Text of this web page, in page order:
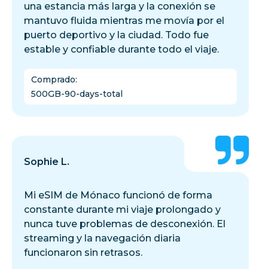
una estancia más larga y la conexión se
mantuvo fluida mientras me movía por el
puerto deportivo y la ciudad. Todo fue
estable y confiable durante todo el viaje.
Comprado:
500GB-90-days-total
Sophie L.
Mi eSIM de Mónaco funcionó de forma
constante durante mi viaje prolongado y
nunca tuve problemas de desconexión. El
streaming y la navegación diaria
funcionaron sin retrasos.